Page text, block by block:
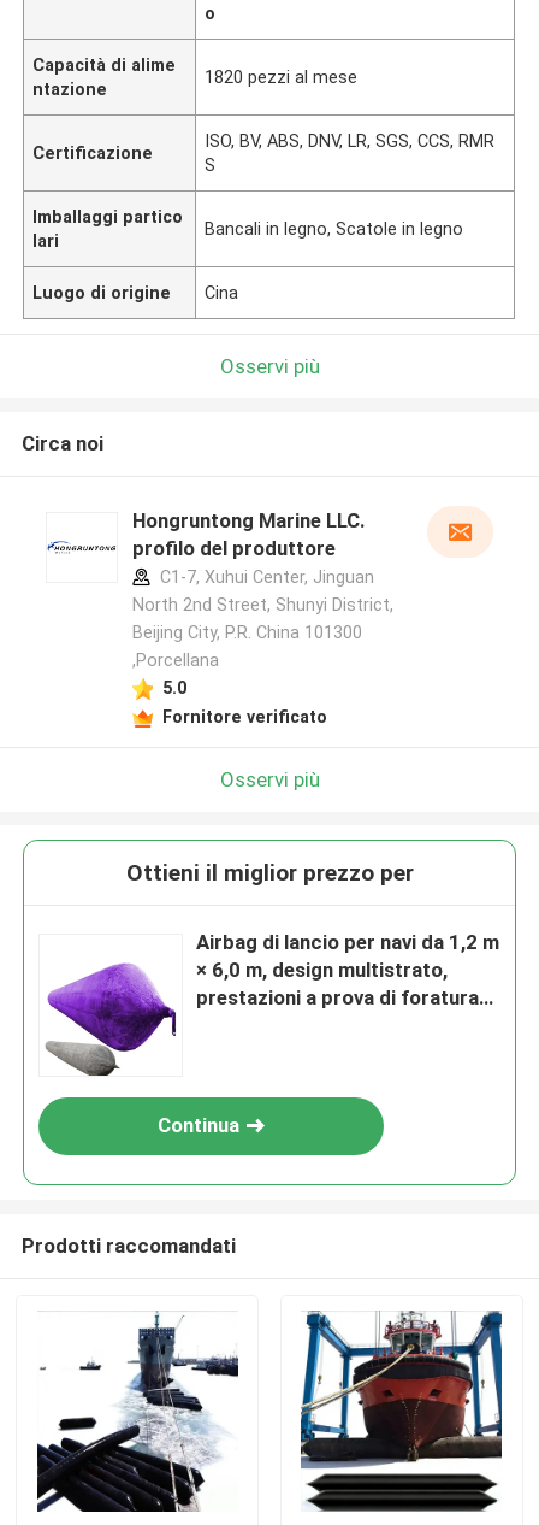
o
Capacità di alime
ntazione
1820 pezzi al mese
Certificazione
ISO, BV, ABS, DNV, LR, SGS, CCS, RMR
S
Imballaggi partico
lari
Bancali in legno, Scatole in legno
Luogo di origine Cina
Osservi più
Circa noi
Hongruntong Marine LLC.
profilo del produttore
C1-7, Xuhui Center, Jinguan
North 2nd Street, Shunyi District,
Beijing City, P.R. China 101300
,Porcellana
5.0
Fornitore verificato
Osservi più
Ottieni il miglior prezzo per
Airbag di lancio per navi da 1,2 m
× 6,0 m, design multistrato,
prestazioni a prova di foratura
Continua
Prodotti raccomandati